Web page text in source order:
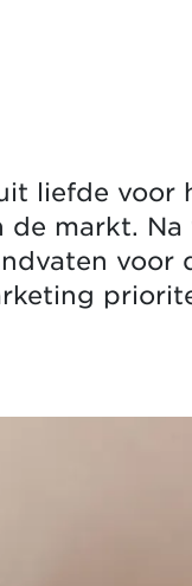
liefde voor
de markt.
voor